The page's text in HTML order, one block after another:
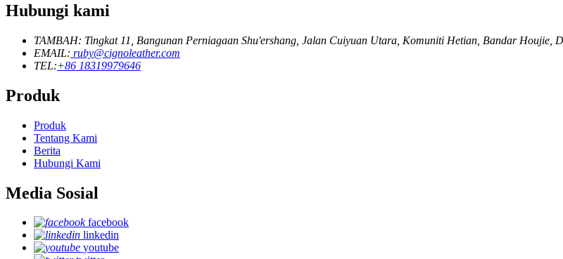
Hubungi kami
TAMBAH: Tingkat 11, Bangunan Perniagaan Shu'ershang, Jalan Cuiyuan Utara, Komuniti Hetian, Bandar Houjie,
EMAIL: ruby@cignoleather.com
TEL:+86 18319979646
Produk
Produk
Tentang Kami
Berita
Hubungi Kami
Media Sosial
facebook
linkedin
youtube